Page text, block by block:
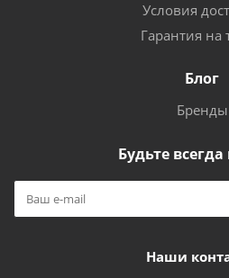
Условия
Гарантия на
Блог
Бренды
Будьте всегда
Наши